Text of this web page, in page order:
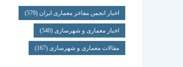
اخبار انجمن مفاخر معماری ایران (579)
اخبار معماری و شهرسازی(540)
مقالات معماری و شهرسازی(167)